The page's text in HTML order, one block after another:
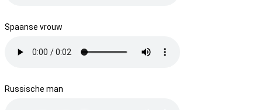
Spaanse vrouw
Russische man